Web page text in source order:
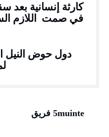
كارثة إنسانية بعد
في صمت اللازم
دول حوض النيل
5muinte فريق